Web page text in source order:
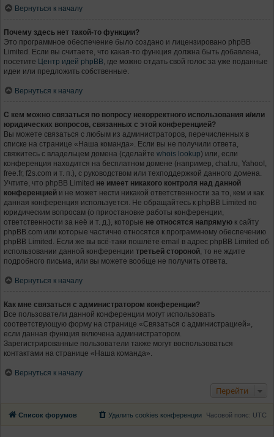
Вернуться к началу
Почему здесь нет такой-то функции?
Это программное обеспечение было создано и лицензировано phpBB
Limited. Если вы считаете, что какая-то функция должна быть добавлена,
посетите Центр идей phpBB, где можно отдать свой голос за уже поданные
идеи или предложить собственные.
Вернуться к началу
С кем можно связаться по вопросу некорректного использования и/или
юридических вопросов, связанных с этой конференцией?
Вы можете связаться с любым из администраторов, перечисленных в
списке на странице «Наша команда». Если вы не получили ответа,
свяжитесь с владельцем домена (сделайте whois lookup) или, если
конференция находится на бесплатном домене (например, chat.ru, Yahoo!,
free.fr, f2s.com и т. п.), с руководством или техподдержкой данного домена.
Учтите, что phpBB Limited не имеет никакого контроля над данной
конференцией и не может нести никакой ответственности за то, кем и как
данная конференция используется. Не обращайтесь к phpBB Limited по
юридическим вопросам (о приостановке работы конференции,
ответственности за неё и т. д.), которые не относятся напрямую к сайту
phpBB.com или которые частично относятся к программному обеспечению
phpBB Limited. Если же вы всё-таки пошлёте email в адрес phpBB Limited об
использовании данной конференции третьей стороной, то не ждите
подробного письма, или вы можете вообще не получить ответа.
Вернуться к началу
Как мне связаться с администратором конференции?
Все пользователи данной конференции могут использовать
соответствующую форму на странице «Связаться с администрацией»,
если данная функция включена администратором.
Зарегистрированные пользователи также могут воспользоваться
контактами на странице «Наша команда».
Вернуться к началу
Перейти
Список форумов Часовой пояс: UTC
Удалить cookies конференции